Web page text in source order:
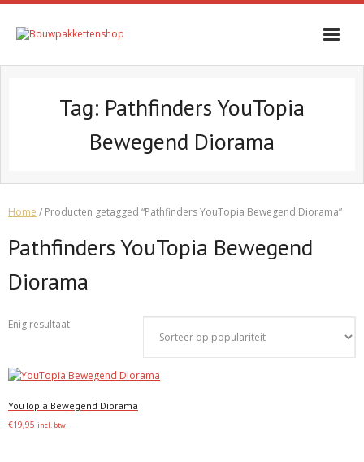
Skip
content
Tag: Pathfinders YouTopia
Bewegend Diorama
Home / Producten getagged “Pathfinders YouTopia Bewegend Diorama”
Pathfinders YouTopia Bewegend
Diorama
Enig resultaat
YouTopia Bewegend Diorama
€19,95 incl. btw